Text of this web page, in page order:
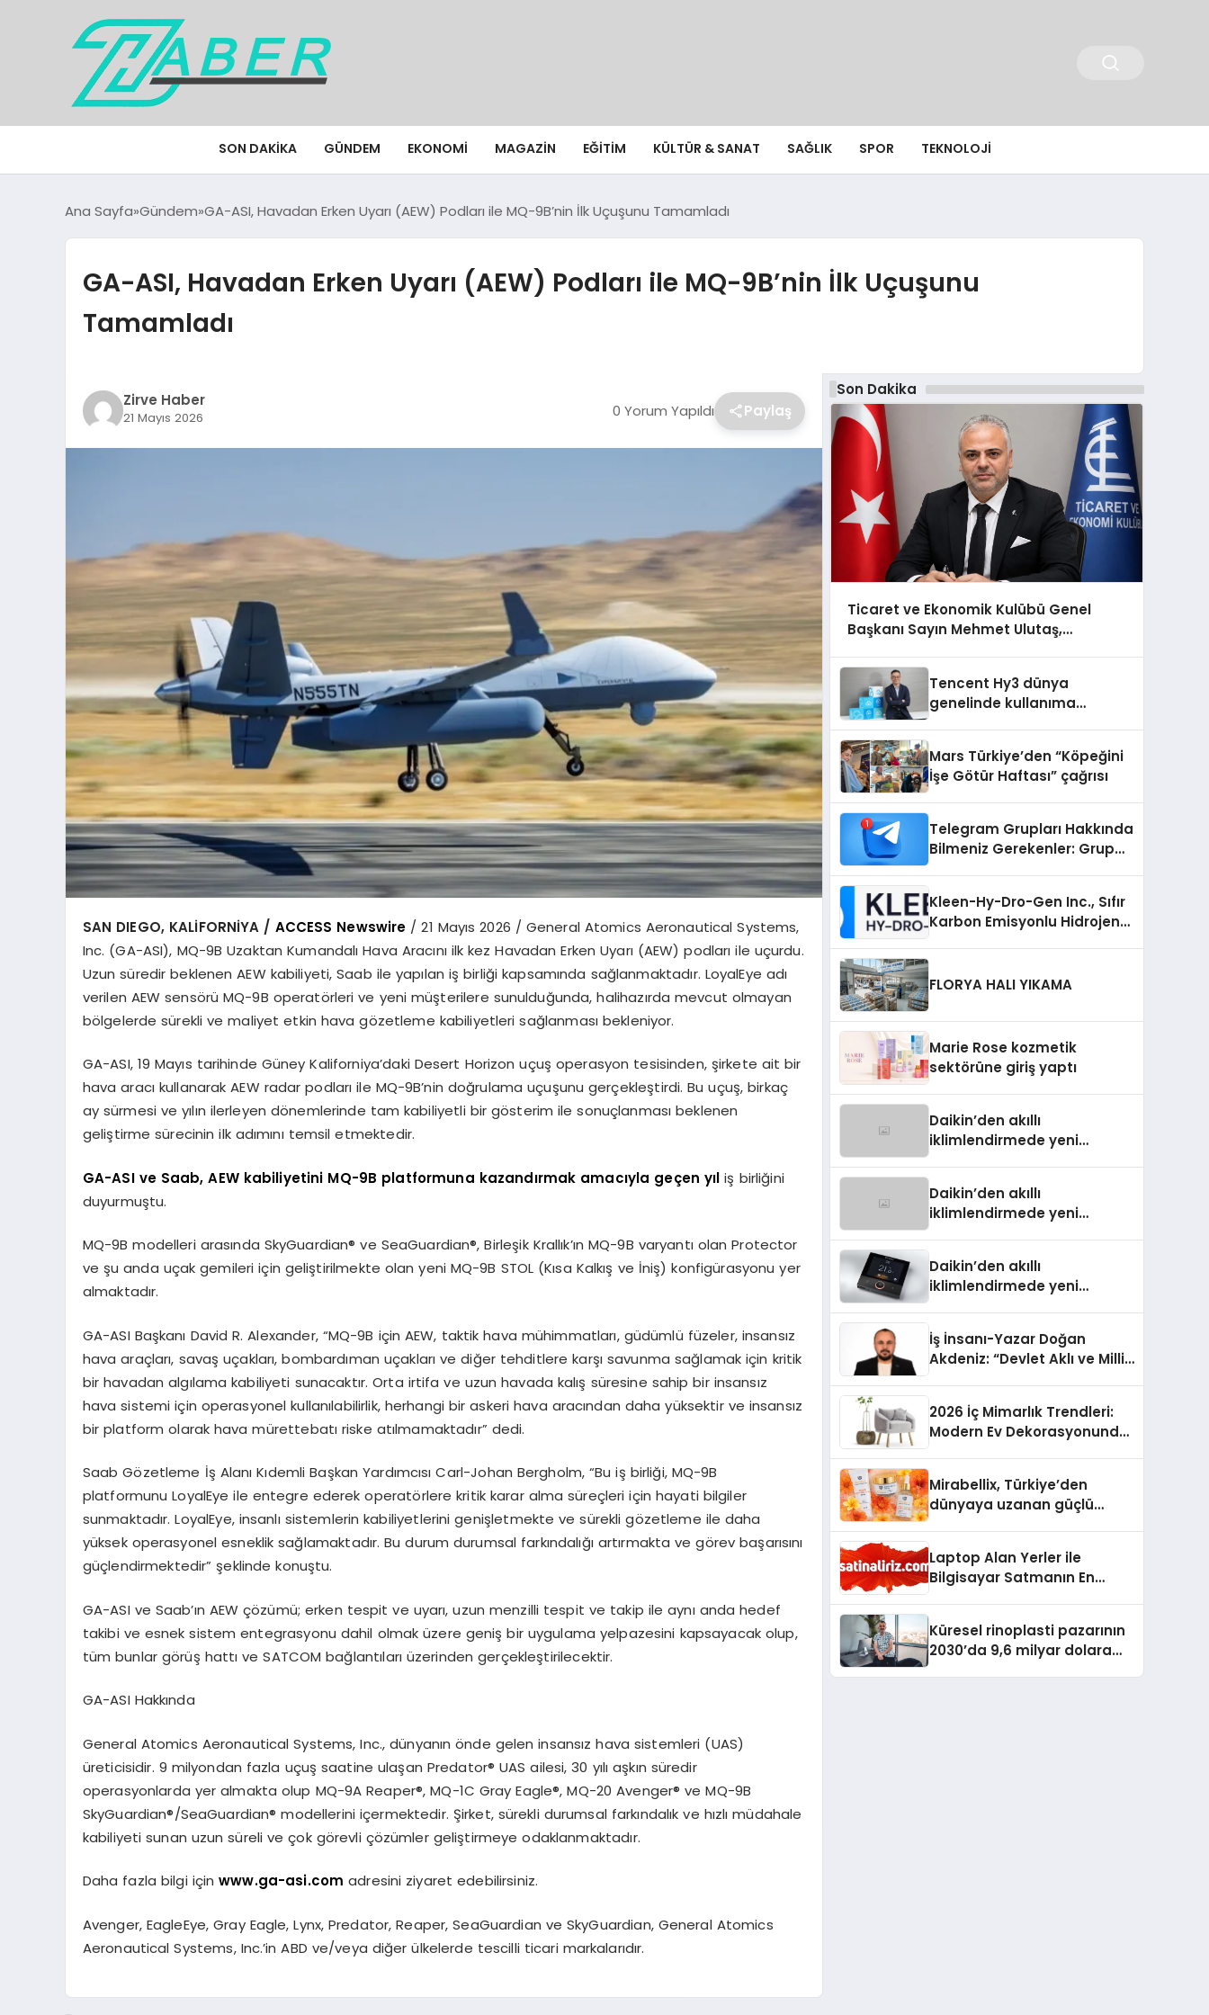
SON DAKIKA GÜNDEM EKONOMI MAGAZIN EĞITIM KÜLTÜR & SANAT SAĞLIK SPOR TEKNOLOJI
Ana Sayfa Gündem GA-ASI, Havadan Erken Uyarı (AEW) Podları ile MQ-9B’nin İlk Uçuşunu Tamamladı
GA-ASI, Havadan Erken Uyarı (AEW) Podları ile MQ-9B’nin İlk Uçuşunu
Tamamladı
Zirve Haber
21 Mayıs 2026 0 Yorum Yapıldı Paylaş
SAN DIEGO, KALİFORNİYA / ACCESS Newswire / 21 Mayıs 2026 / General Atomics Aeronautical Systems,
Inc. (GA-ASI), MQ-9B Uzaktan Kumandalı Hava Aracını ilk kez Havadan Erken Uyarı (AEW) podları ile uçurdu.
Uzun süredir beklenen AEW kabiliyeti, Saab ile yapılan iş birliği kapsamında sağlanmaktadır. LoyalEye adı
verilen AEW sensörü MQ-9B operatörleri ve yeni müşterilere sunulduğunda, halihazırda mevcut olmayan
bölgelerde sürekli ve maliyet etkin hava gözetleme kabiliyetleri sağlanması bekleniyor.
GA-ASI, 19 Mayıs tarihinde Güney Kaliforniya’daki Desert Horizon uçuş operasyon tesisinden, şirkete ait bir
hava aracı kullanarak AEW radar podları ile MQ-9B’nin doğrulama uçuşunu gerçekleştirdi. Bu uçuş, birkaç
ay sürmesi ve yılın ilerleyen dönemlerinde tam kabiliyetli bir gösterim ile sonuçlanması beklenen
geliştirme sürecinin ilk adımını temsil etmektedir.
GA-ASI ve Saab, AEW kabiliyetini MQ-9B platformuna kazandırmak amacıyla geçen yıliş birliğini
duyurmuştu.
MQ-9B modelleri arasında SkyGuardian® ve SeaGuardian®, Birleşik Krallık’ın MQ-9B varyantı olan Protector
ve şu anda uçak gemileri için geliştirilmekte olan yeni MQ-9B STOL (Kısa Kalkış ve İniş) konfigürasyonu yer
almaktadır.
GA-ASI Başkanı David R. Alexander, “MQ-9B için AEW, taktik hava mühimmatları, güdümlü füzeler, insansız
hava araçları, savaş uçakları, bombardıman uçakları ve diğer tehditlere karşı savunma sağlamak için kritik
bir havadan algılama kabiliyeti sunacaktır. Orta irtifa ve uzun havada kalış süresine sahip bir insansız
hava sistemi için operasyonel kullanılabilirlik, herhangi bir askeri hava aracından daha yüksektir ve insansız
bir platform olarak hava mürettebatı riske atılmamaktadır” dedi.
Saab Gözetleme İş Alanı Kıdemli Başkan Yardımcısı Carl-Johan Bergholm, “Bu iş birliği, MQ-9B
platformunu LoyalEye ile entegre ederek operatörlere kritik karar alma süreçleri için hayati bilgiler
sunmaktadır. LoyalEye, insanlı sistemlerin kabiliyetlerini genişletmekte ve sürekli gözetleme ile daha
yüksek operasyonel esneklik sağlamaktadır. Bu durum durumsal farkındalığı artırmakta ve görev başarısını
güçlendirmektedir” şeklinde konuştu.
GA-ASI ve Saab’ın AEW çözümü; erken tespit ve uyarı, uzun menzilli tespit ve takip ile aynı anda hedef
takibi ve esnek sistem entegrasyonu dahil olmak üzere geniş bir uygulama yelpazesini kapsayacak olup,
tüm bunlar görüş hattı ve SATCOM bağlantıları üzerinden gerçekleştirilecektir.
GA-ASI Hakkında
General Atomics Aeronautical Systems, Inc., dünyanın önde gelen insansız hava sistemleri (UAS)
üreticisidir. 9 milyondan fazla uçuş saatine ulaşan Predator® UAS ailesi, 30 yılı aşkın süredir
operasyonlarda yer almakta olup MQ-9A Reaper®, MQ-1C Gray Eagle®, MQ-20 Avenger® ve MQ-9B
SkyGuardian®/SeaGuardian® modellerini içermektedir. Şirket, sürekli durumsal farkındalık ve hızlı müdahale
kabiliyeti sunan uzun süreli ve çok görevli çözümler geliştirmeye odaklanmaktadır.
Daha fazla bilgi içinwww.ga-asi.com adresini ziyaret edebilirsiniz.
Avenger, EagleEye, Gray Eagle, Lynx, Predator, Reaper, SeaGuardian ve SkyGuardian, General Atomics
Aeronautical Systems, Inc.’in ABD ve/veya diğer ülkelerde tescilli ticari markalarıdır.
Son Dakika
Ticaret ve Ekonomik Kulübü Genel
Başkanı Sayın Mehmet Ulutaş,
şunları kaydetti:
Tencent Hy3 dünya
genelinde kullanıma
Mars Türkiye’den “Köpeğini
İşe Götür Haftası” çağrısı
Telegram Grupları Hakkında
Bilmeniz Gerekenler: Grup
Kleen-Hy-Dro-Gen Inc., Sıfır
Karbon Emisyonlu Hidrojen
Aldı
FLORYA HALI YIKAMA
Marie Rose kozmetik
sektörüne giriş yaptı
Daikin’den akıllı
iklimlendirmede yeni
Daikin’den akıllı
iklimlendirmede yeni
Daikin’den akıllı
iklimlendirmede yeni
İş İnsanı-Yazar Doğan
Akdeniz: “Devlet Aklı ve Milli
2026 İç Mimarlık Trendleri:
Modern Ev Dekorasyonunda
Mirabellix, Türkiye’den
dünyaya uzanan güçlü
Laptop Alan Yerler ile
Bilgisayar Satmanın En
Küresel rinoplasti pazarının
2030’da 9,6 milyar dolara